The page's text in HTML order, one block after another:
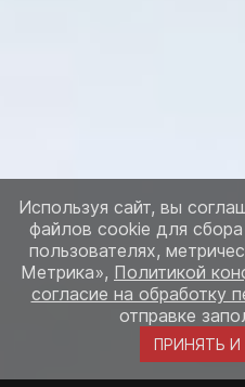
Используя сайт, вы
файлов cookie для
пользователях,
Метрика», Политикой
согласие на обработку
отправке
ПРИНЯТЬ И